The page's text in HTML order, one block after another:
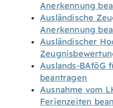
Anerkennung
Ausländische
Anerkennung
Ausländischer
Auslands-BAföG
beantragen
Ausnahme vom
Ferienzeiten